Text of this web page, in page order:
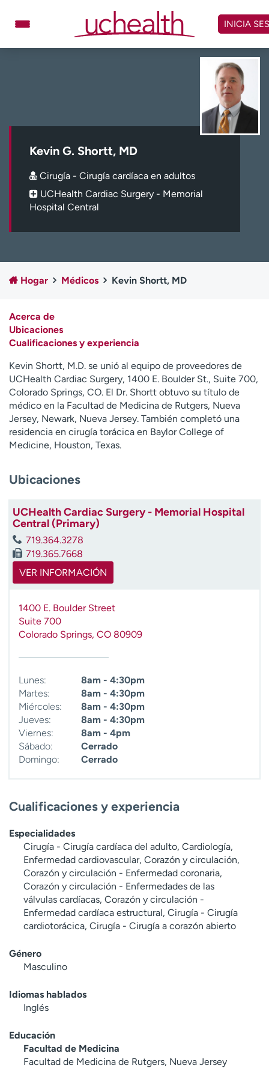
contenido
Carreras
Inicie sesión en My Health Connection
Atención a medios de
comunicación
Contáctenos Noticias e historias
A
y
ú
d
a
m
e
c
o
n
INICIA
Kevin G. Shortt, MD
Cirugía - Cirugía cardíaca en adultos
UCHealth Cardiac Surgery - Memorial
Hospital Central
Hogar Médicos Kevin Shortt, MD
Acerca de
Ubicaciones
Cualificaciones y experiencia
Kevin Shortt, M.D. se unió al equipo de proveedores de
UCHealth Cardiac Surgery, 1400 E. Boulder St., Suite 700,
Colorado Springs, CO. El Dr. Shortt obtuvo su título de
médico en la Facultad de Medicina de Rutgers, Nueva
Jersey, Newark, Nueva Jersey. También completó una
residencia en cirugía torácica en Baylor College of
Medicine, Houston, Texas.
Ubicaciones
UCHealth Cardiac Surgery - Memorial Hospital
Central (Primary)
719.364.3278
719.365.7668
VER INFORMACIÓN
1400 E. Boulder Street
Suite 700
Colorado Springs, CO 80909
Lunes:
8am - 4:30pm
Martes:
8am - 4:30pm
Miércoles:
8am - 4:30pm
Jueves:
8am - 4:30pm
Viernes:
8am - 4pm
Sábado:
Cerrado
Domingo:
Cerrado
Cualificaciones y experiencia
Especialidades
Cirugía - Cirugía cardíaca del adulto, Cardiología,
Enfermedad cardiovascular, Corazón y circulación,
Corazón y circulación - Enfermedad coronaria,
Corazón y circulación - Enfermedades de las
válvulas cardíacas, Corazón y circulación -
Enfermedad cardíaca estructural, Cirugía - Cirugía
cardiotorácica, Cirugía - Cirugía a corazón abierto
Género
Masculino
Idiomas hablados
Inglés
Educación
Facultad de Medicina
Facultad de Medicina de Rutgers, Nueva Jersey